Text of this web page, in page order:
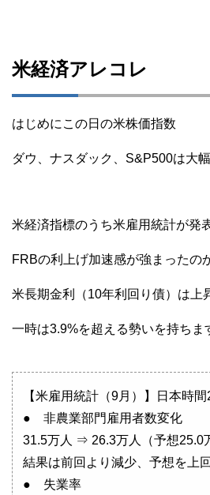
米経済アレコレ
はじめにこの日の米株価指数
ダウ、ナスダック、S&P500は大幅
米経済指標のうち米雇用統計が発
FRBの利上げ加速感が強まったの
米長期金利（10年利回り債）は上
一時は3.9%を超える勢いを持ちま
【米雇用統計（9月）】日本時
● 非農業部門雇用者数変化
31.5万人 ⇒ 26.3万人（予想25.0
結果は前回より減少、予想を上
● 失業率